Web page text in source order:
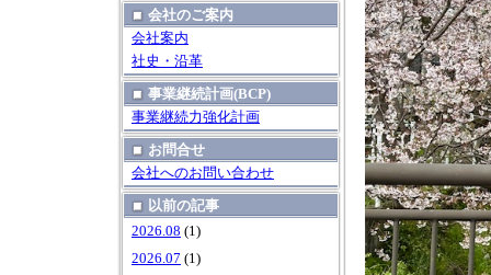
会社のご案内
会社案内
社史・沿革
事業継続計画(BCP)
事業継続力強化計画
お問合せ
会社へのお問い合わせ
以前の記事
2026.08 (1)
2026.07 (1)